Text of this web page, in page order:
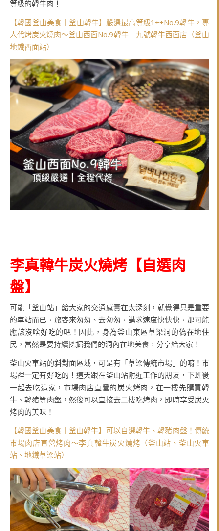
等級的韓牛肉！
【韓國釜山美食｜釜山韓牛】嚴選最高等級1++No.9韓牛，專
人代烤炭火燒肉～釜山西面No.9韓牛｜九號韓牛西面店（釜山
地鐵西面站）
李真韓牛炭火燒烤 【自選肉
盤】
可能「釜山站」給大家的交通感實在太深刻，就覺得只是重要
的車站而已，旅客來匆匆、去匆匆，講求速度快快快，那可能
應該沒啥好吃的吧！因此，身為釜山東區草梁洞的偽在地住
民，當然是要持續挖掘我們的洞內在地美食，分享給大家！
釜山火車站的斜對面區域，可是有「草梁傳統市場」的唷！市
場裡一定有好吃的！這天跟在釜山站附近工作的朋友，下班後
一起去吃這家，市場肉店直營的炭火烤肉，在一樓先購買韓
牛、韓豬等肉盤，然後可以直接去二樓吃烤肉，即時享受炭火
烤肉的美味！
【韓國釜山美食｜釜山韓牛】可以自選韓牛、韓豬肉盤！傳統
市場肉店直營烤肉～李真韓牛炭火燒烤（釜山站、釜山火車
站、地鐵草梁站）